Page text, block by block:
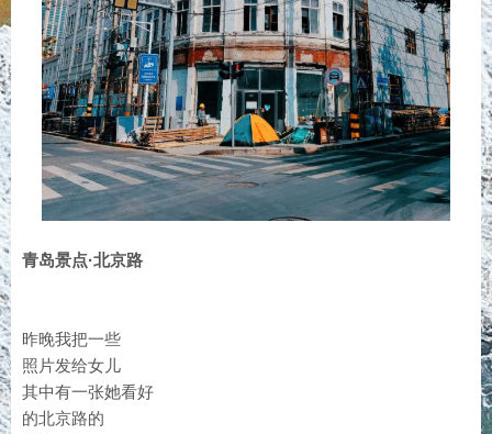
青岛景点·北京路
昨晚我把一些
照片发给女儿
其中有一张她看好
的北京路的